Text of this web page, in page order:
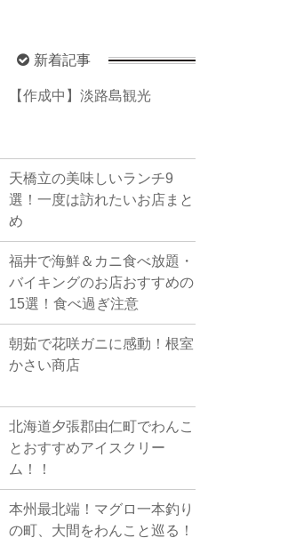
新着記事
【作成中】淡路島観光
天橋立の美味しいランチ9
選！一度は訪れたいお店まと
め
福井で海鮮＆カニ食べ放題・
バイキングのお店おすすめの
15選！食べ過ぎ注意
朝茹で花咲ガニに感動！根室
かさい商店
北海道夕張郡由仁町でわんこ
とおすすめアイスクリー
ム！！
本州最北端！マグロ一本釣り
の町、大間をわんこと巡る！